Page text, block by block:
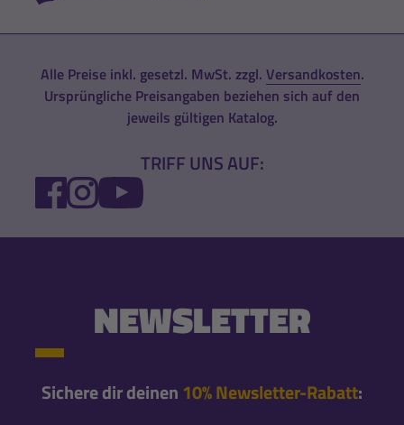
Alle Preise inkl. gesetzl. MwSt. zzgl. Versandkosten.
Ursprüngliche Preisangaben beziehen sich auf den
jeweils gültigen Katalog.
TRIFF UNS AUF:
FACEBOOK
INSTAGRAM
YOUTUBE
NEWSLETTER
Sichere dir deinen 10% Newsletter-Rabatt: